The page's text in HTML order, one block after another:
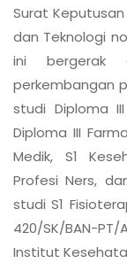
Surat
dan Teknologi
ini bergerak
perkembangan
studi Diploma
Diploma III
Medik, S1
Profesi Ners,
studi S1
420/SK/BAN-
Institut